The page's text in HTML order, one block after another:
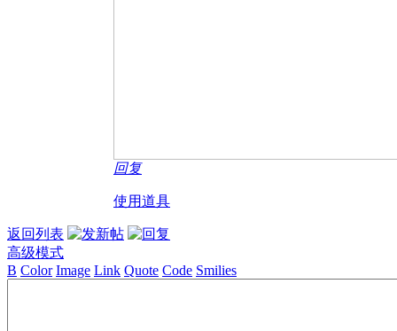
回复
使用道具
返回列表
高级模式
B Color Image Link Quote Code Smilies